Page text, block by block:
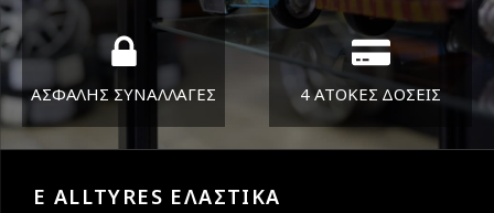
ΑΣΦΑΛΗΣ ΣΥΝΑΛΛΑΓΕΣ 4 ΑΤΟΚΕΣ ΔΟΣΕΙΣ
E ALLTYRES ΕΛΑΣΤΙΚΑ